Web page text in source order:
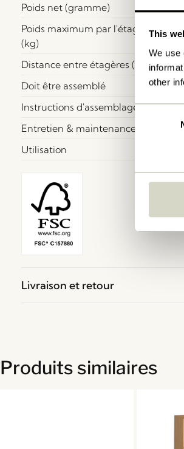
This
We use
other
Consent
Selection
Poids net (gramme)
Poids maximum par l'étagère
(kg)
Distance entre étagères (cm)
Doit être assemblé
Instructions d'assemblage
Entretien & maintenance
Utilisation
Livraison et retour
Produits similaires